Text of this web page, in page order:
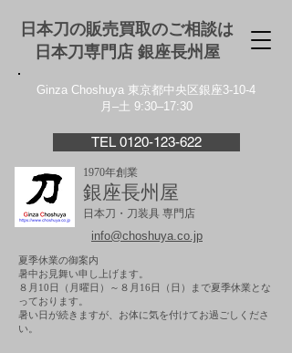
日本刀の販売買取のご相談は
日本刀専門店 銀座⻑州屋
Ginza Choshuya 東京都中央区銀座3-10-4
月–土 9:30–17:30
TEL 0120-123-622
1970年創業
銀座長州屋
日本刀・刀装具 専門店
info@choshuya.co.jp
夏季休業の御案内
暑中お見舞い申し上げます。
８月10日（月曜日）～８月16日（日）まで夏季休業とな
っております。
​暑い日が続きますが、お体に気を付けてお過ごしくださ
い。